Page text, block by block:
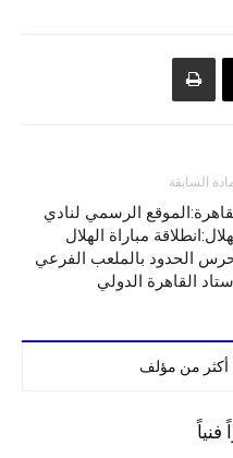
السابقة
الرسمي لنادي
مباراة الهلال
الحدود بالملعب الفرعي
القاهرة الدولي
أكثر من مؤلف